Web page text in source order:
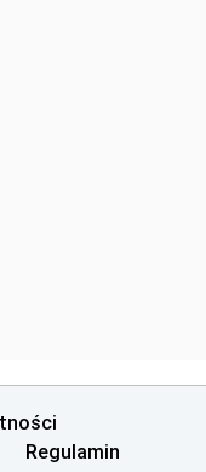
Regulamin